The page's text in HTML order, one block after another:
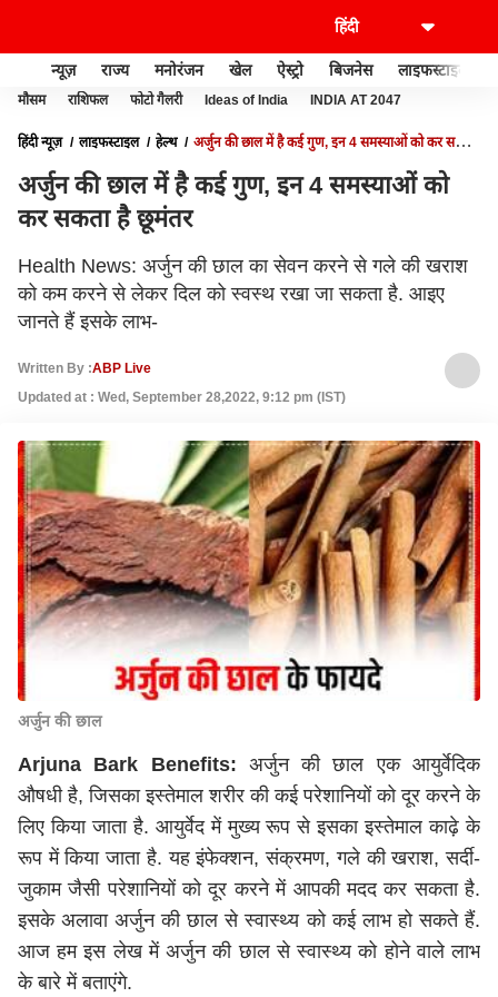
न्यूज़ राज्य मनोरंजन खेल ऐस्ट्रो बिजनेस लाइफस्टाइल
मौसम राशिफल फोटो गैलरी Ideas of India INDIA AT 2047
हिंदी न्यूज़ लाइफस्टाइल हेल्थ
अर्जुन की छाल में है कई गुण, इन 4 समस्याओं को कर सकता
अर्जुन की छाल में है कई गुण, इन 4 समस्याओं को
कर सकता है छूमंतर
Health News: अर्जुन की छाल का सेवन करने से गले की खराश
को कम करने से लेकर दिल को स्वस्थ रखा जा सकता है. आइए
जानते हैं इसके लाभ-
Written By :ABP Live
Updated at : Wed, September 28,2022, 9:12 pm (IST)
अर्जुन की छाल
Arjuna Bark Benefits: अर्जुन की छाल एक आयुर्वेदिक
औषधी है, जिसका इस्तेमाल शरीर की कई परेशानियों को दूर करने के
लिए किया जाता है. आयुर्वेद में मुख्य रूप से इसका इस्तेमाल काढ़े के
रूप में किया जाता है. यह इंफेक्शन, संक्रमण, गले की खराश, सर्दी-
जुकाम जैसी परेशानियों को दूर करने में आपकी मदद कर सकता है.
इसके अलावा अर्जुन की छाल से स्वास्थ्य को कई लाभ हो सकते हैं.
आज हम इस लेख में अर्जुन की छाल से स्वास्थ्य को होने वाले लाभ
के बारे में बताएंगे.